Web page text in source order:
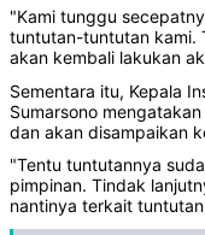
"Kami tunggu
tuntutan-tuntutan kami.
akan kembali lakukan
Sementara itu, Kepala
Sumarsono
dan akan disampaikan
"Tentu tuntutannya
pimpinan. Tindak
nantinya terkait